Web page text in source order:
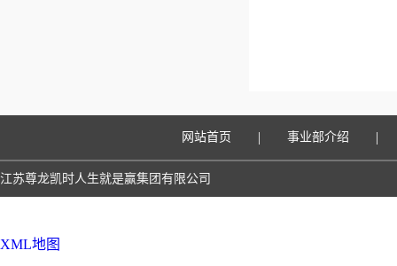
网站首页 | 事业部介绍 |
江苏尊龙凯时人生就是赢集团有限公司
XML地图